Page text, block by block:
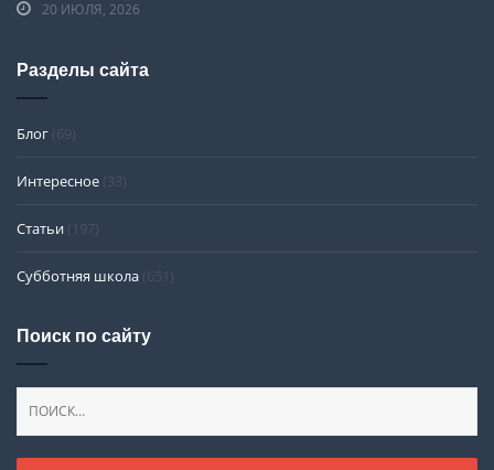
20 ИЮЛЯ, 2026
Разделы сайта
Блог (69)
Интересное (33)
Статьи (197)
Субботняя школа (651)
Поиск по сайту